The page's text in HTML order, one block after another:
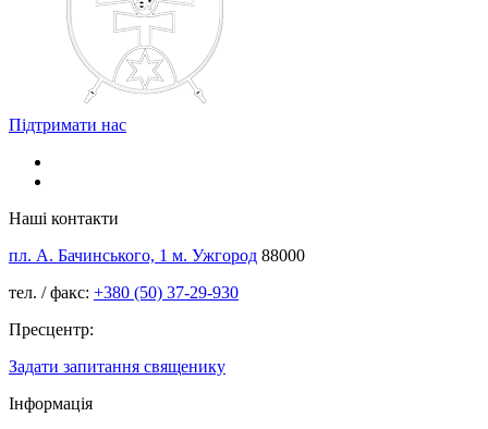
Підтримати нас
Наші контакти
пл. А. Бачинського, 1 м. Ужгород 88000
тел. / факс: +380 (50) 37-29-930
Пресцентр:
Задати запитання священику
Інформація